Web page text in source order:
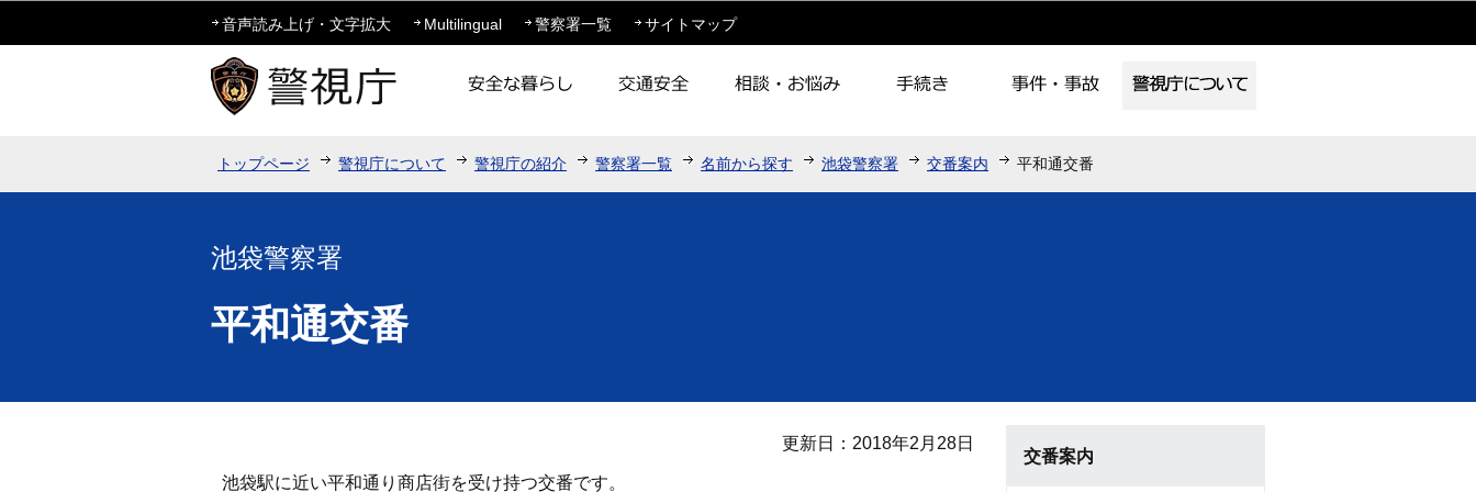
このページの本文へ移動
音声読み上げ・文字拡大 Multilingual 警察署一覧 サイトマップ
トップページ 警視庁について 警視庁の紹介 警察署一覧 名前から探す 池袋警察署 交番案内 平和通交番
池袋警察署
平和通交番
更新日：2018年2月28日
池袋駅に近い平和通り商店街を受け持つ交番です。
交番案内